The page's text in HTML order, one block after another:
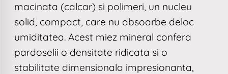
macinata (calcar) si polimeri, un nucleu
solid, compact, care nu absoarbe deloc
umiditatea. Acest miez mineral confera
pardoselii o densitate ridicata si o
stabilitate dimensionala impresionanta,